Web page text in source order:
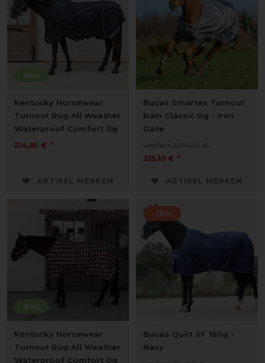
Neu
Kentucky Horsewear
Turnout Rug All Weather
Waterproof Comfort 0g
124,95 € *
ARTIKEL MERKEN
Bucas Smartex Turnout
Rain Classic 0g - Iron
Gate
vorher 239,00 €
215,10 € *
ARTIKEL MERKEN
Neu
Kentucky Horsewear
Turnout Rug All Weather
Waterproof Comfort 0g
-10%
Bucas Quilt SF 150g -
Navy